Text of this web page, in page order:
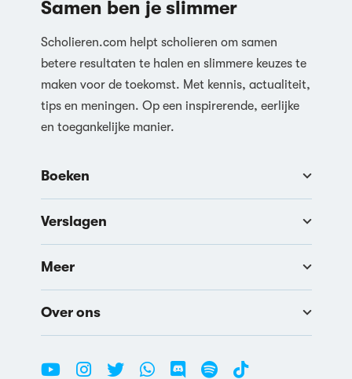
Samen ben je slimmer
Scholieren.com helpt scholieren om samen
betere resultaten te halen en slimmere keuzes te
maken voor de toekomst. Met kennis, actualiteit,
tips en meningen. Op een inspirerende, eerlijke
en toegankelijke manier.
Boeken
Verslagen
Meer
Over ons